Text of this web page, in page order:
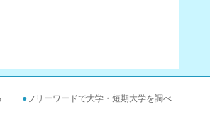
●フリーワードで大学・短期大学を調べ